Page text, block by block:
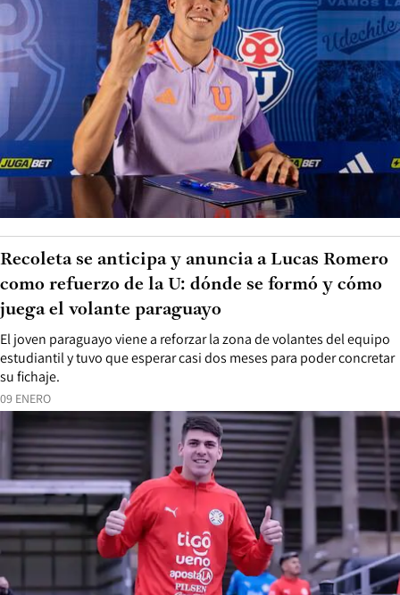
09 ENERO
El joven paraguayo viene a reforzar la zona de volantes del equipo
estudiantil y tuvo que esperar casi dos meses para poder concretar
su fichaje.
Recoleta se anticipa y anuncia a Lucas Romero
como refuerzo de la U: dónde se formó y cómo
juega el volante paraguayo